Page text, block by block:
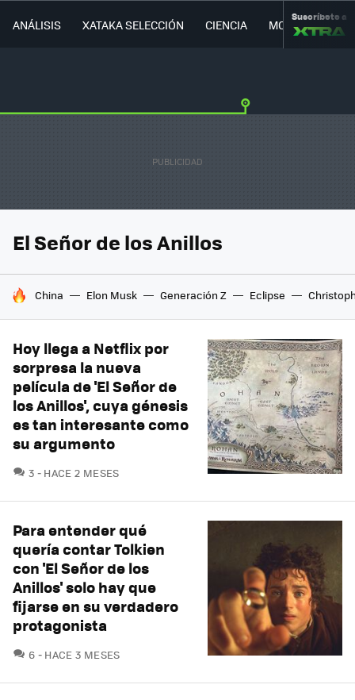
ANÁLISIS XATAKA SELECCIÓN CIENCIA MOVILIDAD
Suscríbete a
El Señor de los Anillos
HOY SE HABLA DE
China Elon Musk Generación Z Eclipse
Hoy llega a Netflix por
sorpresa la nueva
película de 'El Señor de
los Anillos', cuya génesis
es tan interesante como
su argumento
3 COMENTARIOS
HACE 2 MESES
Para entender qué
quería contar Tolkien
con 'El Señor de los
Anillos' solo hay que
fijarse en su verdadero
protagonista
6 COMENTARIOS
HACE 3 MESES